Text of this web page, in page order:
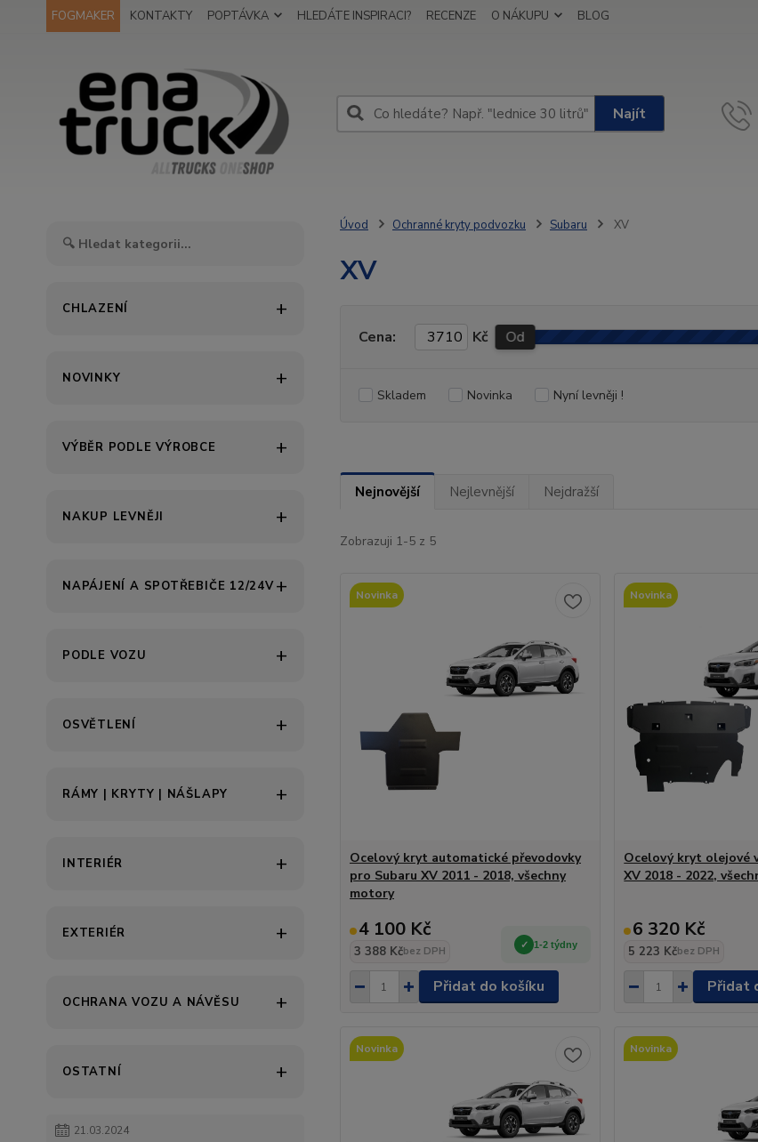
FOGMAKER KONTAKTY POPTÁVKA HLEDÁTE INSPIRACI? RECENZE O NÁKUPU BLOG
Najít
CHLAZENÍ
NOVINKY
VÝBĚR PODLE VÝROBCE
NAKUP LEVNĚJI
NAPÁJENÍ A SPOTŘEBIČE 12/24V
PODLE VOZU
OSVĚTLENÍ
RÁMY | KRYTY | NÁŠLAPY
INTERIÉR
EXTERIÉR
OCHRANA VOZU A NÁVĚSU
OSTATNÍ
21.03.2024
Úvod Ochranné kryty podvozku Subaru XV
XV
Cena: Kč Od
Skladem Novinka Nyní levněji !
Nejnovější Nejlevnější Nejdražší
Zobrazuji 1-5 z 5
Novinka
Ocelový kryt automatické převodovky
pro Subaru XV 2011 - 2018, všechny
motory
4 100 Kč
3 388 Kčbez DPH
1-2 týdny
Přidat do košíku
Novinka
Ocelový kryt olejové
XV 2018 - 2022,
6 320 Kč
5 223 Kčbez DPH
Přidat
Novinka Novinka